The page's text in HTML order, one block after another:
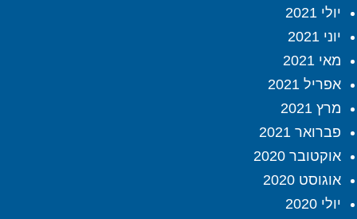
יולי 2021
יוני 2021
מאי 2021
אפריל 2021
מרץ 2021
פברואר 2021
אוקטובר 2020
אוגוסט 2020
יולי 2020